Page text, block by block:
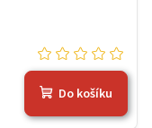
Do košíku